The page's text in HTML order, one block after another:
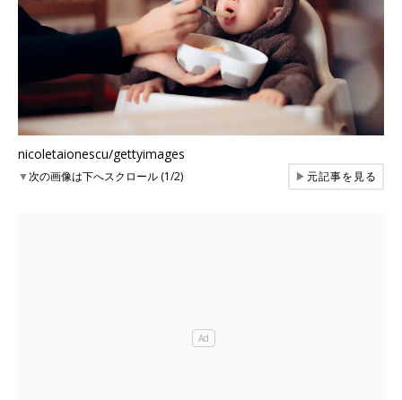
nicoletaionescu/gettyimages
▼次の画像は下へスクロール (1/2) ▶元記事を見る